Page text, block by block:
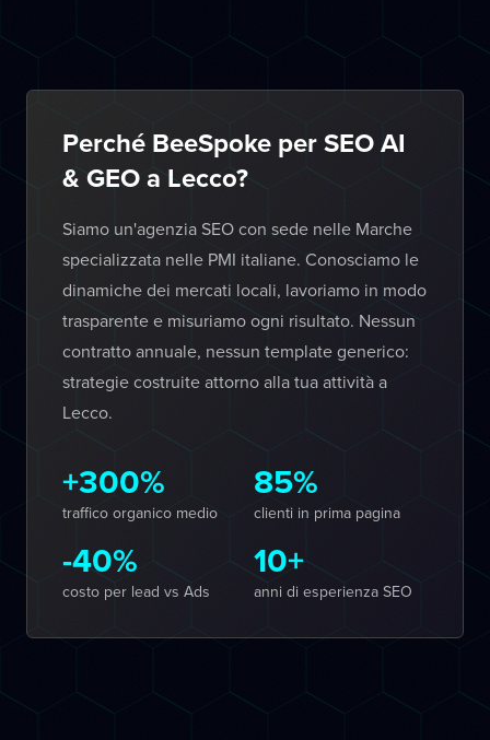
Perché BeeSpoke per SEO AI
& GEO a Lecco?
Siamo un'agenzia SEO con sede nelle Marche
specializzata nelle PMI italiane. Conosciamo le
dinamiche dei mercati locali, lavoriamo in modo
trasparente e misuriamo ogni risultato. Nessun
contratto annuale, nessun template generico:
strategie costruite attorno alla tua attività a
Lecco.
+300%
traffico organico medio
85%
clienti in prima pagina
-40%
costo per lead vs Ads
10+
anni di esperienza SEO